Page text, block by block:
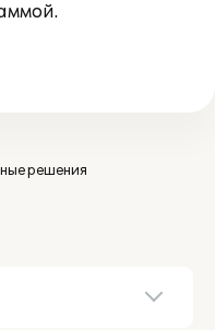
решения